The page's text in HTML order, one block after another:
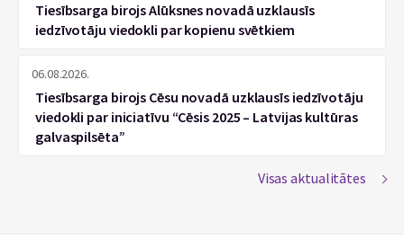
Tiesībsarga birojs Alūksnes novadā uzklausīs
iedzīvotāju viedokli par kopienu svētkiem
06.08.2026.
Tiesībsarga birojs Cēsu novadā uzklausīs iedzīvotāju
viedokli par iniciatīvu “Cēsis 2025 – Latvijas kultūras
galvaspilsēta”
Visas aktualitātes